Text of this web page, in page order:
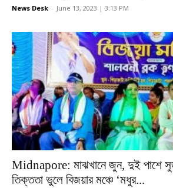
News Desk - June 13, 2023 | 3:13 PM
Midnapore: মাঝখানে জুন, দুই পাশে
তিক্ততা ভুলে বিজয়ার মঞ্চে ‘মধুর...